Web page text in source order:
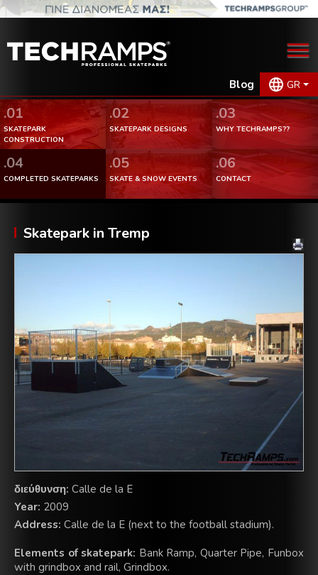
Blog GR
.01
SKATEPARK
CONSTRUCTION
.02
SKATEPARK DESIGNS
.03
WHY TECHRAMPS??
.04
COMPLETED SKATEPARKS
.05
SKATE & SNOW EVENTS
.06
CONTACT
Skatepark in Tremp
διεύθυνση: Calle de la E
Year: 2009
Address: Calle de la E (next to the football stadium).
Elements of skatepark: Bank Ramp, Quarter Pipe, Funbox
with grindbox and rail, Grindbox.